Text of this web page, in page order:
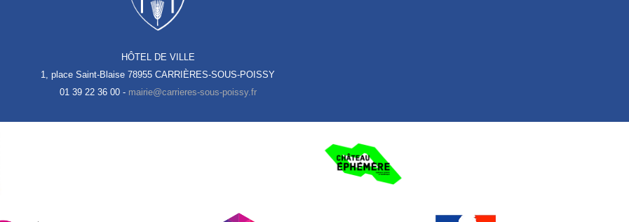
HÔTEL DE VILLE
1, place Saint-Blaise 78955 CARRIÈRES-SOUS-POISSY
01 39 22 36 00 -